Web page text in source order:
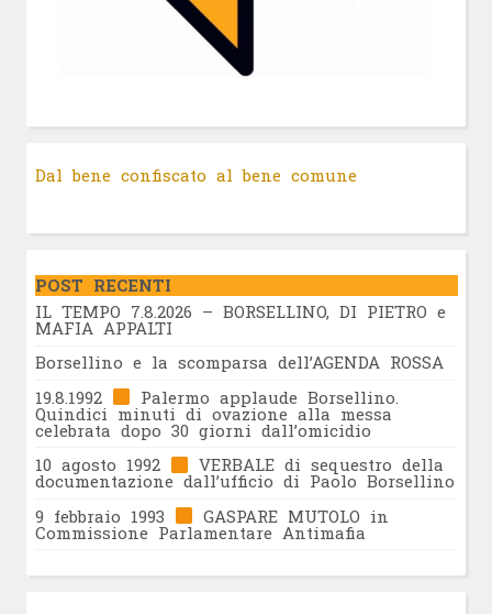
Dal bene confiscato al bene comune
POST RECENTI
IL TEMPO 7.8.2026 – BORSELLINO, DI PIETRO e
MAFIA APPALTI
Borsellino e la scomparsa dell’AGENDA ROSSA
19.8.1992
Palermo applaude Borsellino.
Quindici minuti di ovazione alla messa
celebrata dopo 30 giorni dall’omicidio
10 agosto 1992
VERBALE di sequestro della
documentazione dall’ufficio di Paolo Borsellino
9 febbraio 1993
GASPARE MUTOLO in
Commissione Parlamentare Antimafia